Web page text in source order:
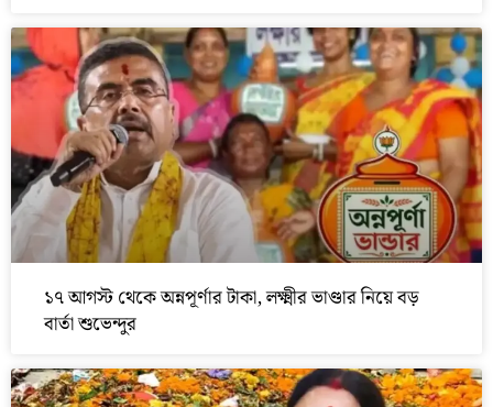
১৭ আগস্ট থেকে অন্নপূর্ণার টাকা, লক্ষ্মীর ভাণ্ডার নিয়ে বড়
বার্তা শুভেন্দুর